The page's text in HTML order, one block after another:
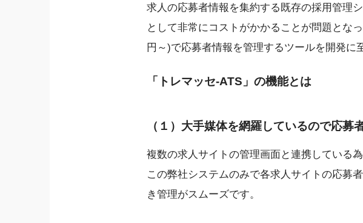
求人の応募者情報を集約する既存の採用管理
として非常にコストがかかることが問題とな
円～)で応募者情報を管理するツールを開発に
「トレマッセ-ATS」 の機能とは
（１）大手媒体を網羅しているので応募
複数の求人サイトの管理画面と連携している
この弊社システムのみで各求人サイトの応募
き管理がスムーズです。